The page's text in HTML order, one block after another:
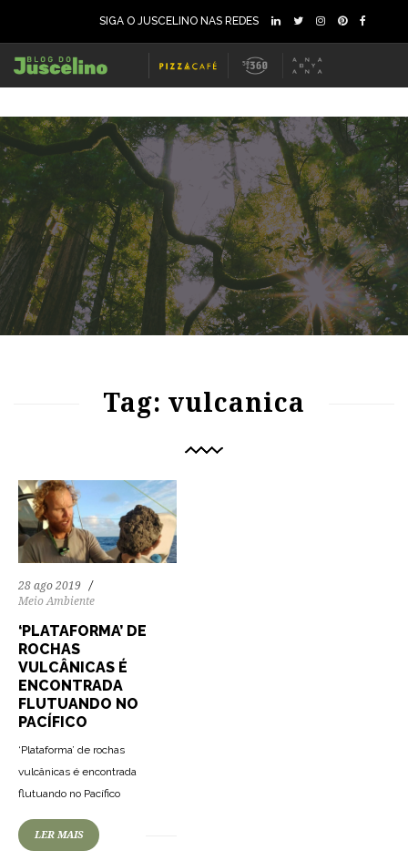
SIGA O JUSCELINO NAS REDES
Tag: vulcanica
28 ago 2019
Meio Ambiente
‘PLATAFORMA’ DE
ROCHAS
VULCÂNICAS É
ENCONTRADA
FLUTUANDO NO
PACÍFICO
‘Plataforma’ de rochas
vulcânicas é encontrada
flutuando no Pacífico
LER MAIS